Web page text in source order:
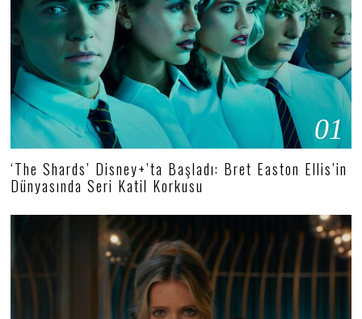
01
‘The Shards’ Disney+’ta Başladı: Bret Easton Ellis’in
Dünyasında Seri Katil Korkusu